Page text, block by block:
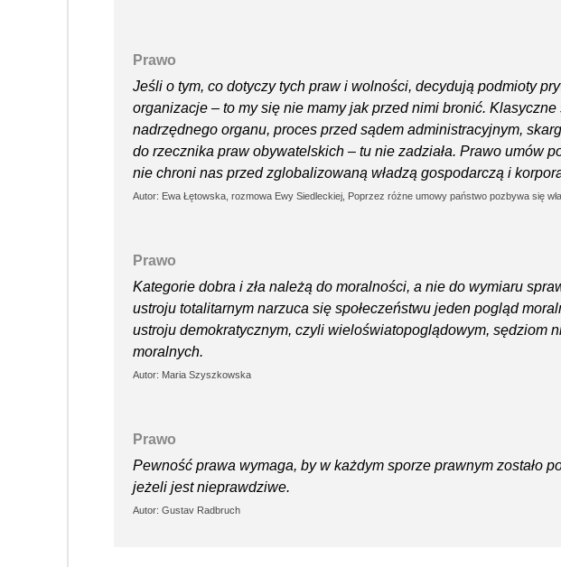
Prawo
Jeśli o tym, co dotyczy tych praw i wolności, decydują podmioty
organizacje – to my się nie mamy jak przed nimi bronić. Klasyczne
nadrzędnego organu, proces przed sądem administracyjnym,
do rzecznika praw obywatelskich – tu nie zadziała. Prawo umów
nie chroni nas przed zglobalizowaną władzą gospodarczą i
Autor: Ewa Łętowska, rozmowa Ewy Siedleckiej, Poprzez różne umowy państwo pozbywa się
Prawo
Kategorie dobra i zła należą do moralności, a nie do wymiaru
ustroju totalitarnym narzuca się społeczeństwu jeden pogląd
ustroju demokratycznym, czyli wieloświatopoglądowym, sędziom
moralnych.
Autor: Maria Szyszkowska
Prawo
Pewność prawa wymaga, by w każdym sporze prawnym zostało
jeżeli jest nieprawdziwe.
Autor: Gustav Radbruch